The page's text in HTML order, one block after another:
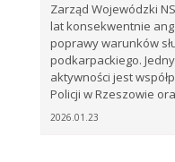
Zarząd Wojewódzki
lat konsekwentnie
poprawy warunków
podkarpackiego.
aktywności jest
Policji w Rzeszowie
2026.01.23